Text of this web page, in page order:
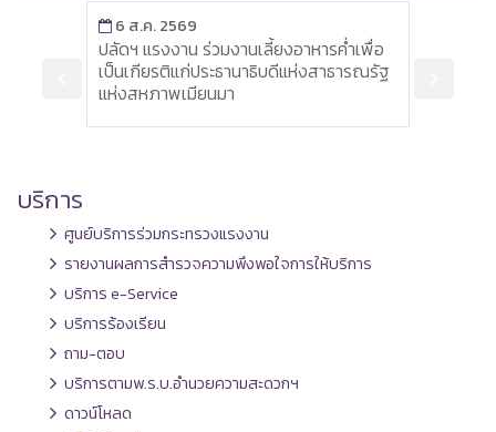
6 ส.ค. 2569
ปลัดฯ แรงงาน ร่วมงานเลี้ยงอาหารค่ำเพื่อ
เป็นเกียรติแก่ประธานาธิบดีแห่งสาธารณรัฐ
แห่งสหภาพเมียนมา
บริการ
ศูนย์บริการร่วมกระทรวงแรงงาน
รายงานผลการสำรวจความพึงพอใจการให้บริการ
บริการ e-Service
บริการร้องเรียน
ถาม-ตอบ
บริการตามพ.ร.บ.อำนวยความสะดวกฯ
ดาวน์โหลด